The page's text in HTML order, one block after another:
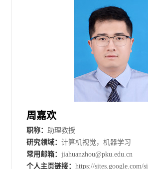
周嘉欢
职称：
助理教授
研究领域：计算机视觉，机器学习
常用邮箱：jiahuanzhou@pku.edu.cn
个人主页链接：https://sites.google.com/